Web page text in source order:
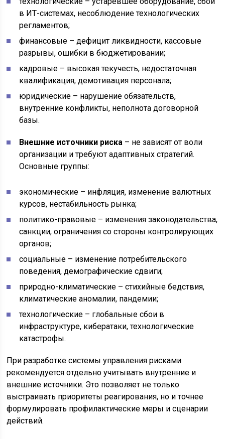
в ИТ-системах, несоблюдение технологических
регламентов;
финансовые – дефицит ликвидности, кассовые
разрывы, ошибки в бюджетировании;
кадровые – высокая текучесть, недостаточная
квалификация, демотивация персонала;
юридические – нарушение обязательств,
внутренние конфликты, неполнота договорной
базы.
Внешние источники риска – не зависят от воли
организации и требуют адаптивных стратегий.
Основные группы:
экономические – инфляция, изменение валютных
курсов, нестабильность рынка;
политико-правовые – изменения законодательства,
санкции, ограничения со стороны контролирующих
органов;
социальные – изменение потребительского
поведения, демографические сдвиги;
природно-климатические – стихийные бедствия,
климатические аномалии, пандемии;
технологические – глобальные сбои в
инфраструктуре, кибератаки, технологические
катастрофы.
При разработке системы управления рисками
рекомендуется отдельно учитывать внутренние и
внешние источники. Это позволяет не только
выстраивать приоритеты реагирования, но и точнее
формулировать профилактические меры и сценарии
действий.